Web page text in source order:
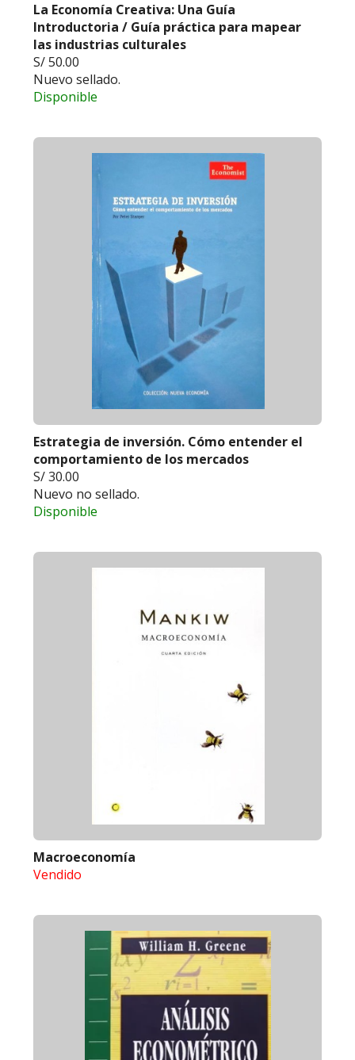
La Economía Creativa: Una Guía
Introductoria / Guía práctica para mapear
las industrias culturales
S/ 50.00
Nuevo sellado.
Disponible
Estrategia de inversión. Cómo entender el
comportamiento de los mercados
S/ 30.00
Nuevo no sellado.
Disponible
Macroeconomía
Vendido